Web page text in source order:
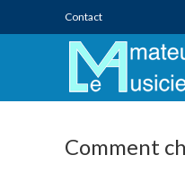
to
Contact
Comment